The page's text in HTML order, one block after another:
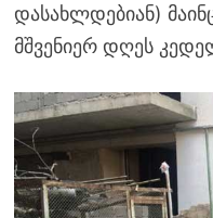
დასახლდებიან)
მშვენიერ დღეს